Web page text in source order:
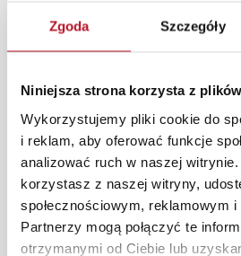
Zgoda Szczegóły
Niniejsza strona korzysta z
Wykorzystujemy pliki cookie do
i reklam, aby oferować funkcje
analizować ruch w naszej
korzystasz z naszej witryny,
społecznościowym, reklamowym i
Partnerzy mogą połączyć te
otrzymanymi od Ciebie lub
frontach. Wysokość szafy wynosi
zbudowane są z precyzyjnie
elementów zapewniających łatwe i
użytkowanie. Funkcjonalne szafy
się doskonale jako garderoby
przedpokojach, salonach i
dostępnych wariantów
pozwoli Państwu na dopasowanie
do każdego pomieszczenia.